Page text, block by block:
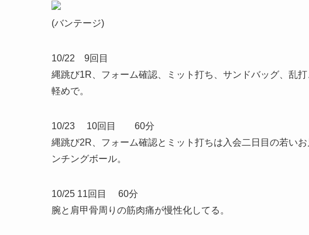
(バンテージ)
10/22 9回目
縄跳び1R、フォーム確認、ミット打ち、サンドバッグ、乱打
軽めで。
10/23 10回目 60分
縄跳び2R、フォーム確認とミット打ちは入会二日目の若い
ンチングボール。
10/25 11回目 60分
腕と肩甲骨周りの筋肉痛が慢性化してる。